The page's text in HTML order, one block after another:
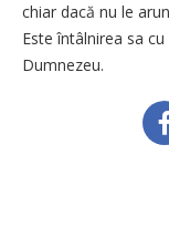
chiar dacă nu le
Este întâlnirea sa
Dumnezeu.